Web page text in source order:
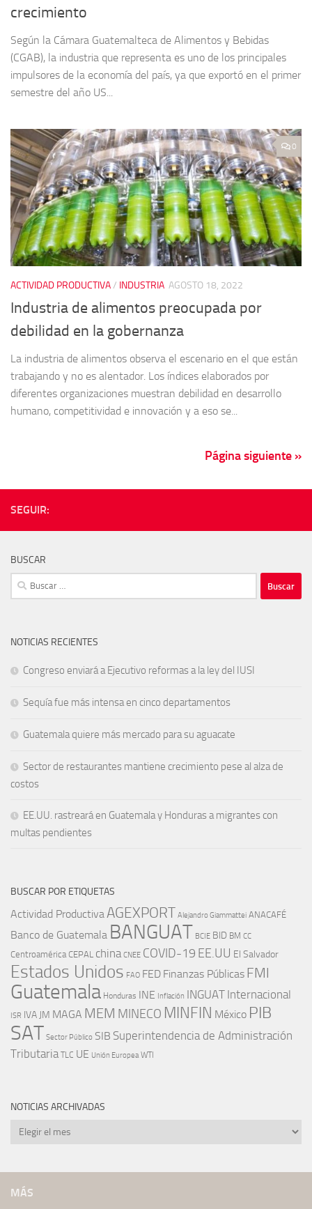
crecimiento
Según la Cámara Guatemalteca de Alimentos y Bebidas
(CGAB), la industria que representa es uno de los principales
impulsores de la economía del país, ya que exportó en el primer
semestre del año US...
0
ACTIVIDAD PRODUCTIVA/ INDUSTRIA AGOSTO 18, 2022
Industria de alimentos preocupada por
debilidad en la gobernanza
La industria de alimentos observa el escenario en el que están
trabajando y no es alentador. Los índices elaborados por
diferentes organizaciones muestran debilidad en desarrollo
humano, competitividad e innovación y a eso se...
Página siguiente »
SEGUIR:
BUSCAR
Buscar:
NOTICIAS RECIENTES
Congreso enviará a Ejecutivo reformas a la ley del IUSI
Sequía fue más intensa en cinco departamentos
Guatemala quiere más mercado para su aguacate
Sector de restaurantes mantiene crecimiento pese al alza de
costos
EE.UU. rastreará en Guatemala y Honduras a migrantes con
multas pendientes
BUSCAR POR ETIQUETAS
Actividad ProductivaAGEXPORT Alejandro Giammattei ANACAFÉ
Banco de Guatemala BANGUAT BCIE BID BM CC
Centroamérica CEPAL china CNEE COVID-19 EE.UU El Salvador
Estados Unidos FAO FED Finanzas Públicas FMI
Guatemala Honduras INE Inflación INGUAT Internacional
ISR IVA JM MAGA MEM MINECO MINFIN México PIB
SAT Sector Público SIB Superintendencia de Administración
Tributaria TLC UE Unión Europea WTI
NOTICIAS ARCHIVADAS
Noticias
MÁS